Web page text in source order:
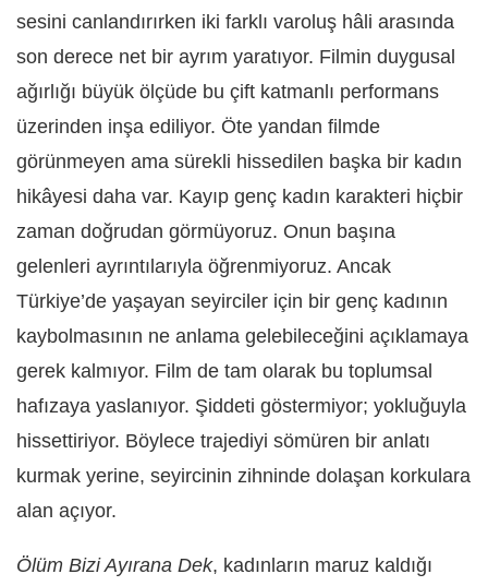
sesini canlandırırken iki farklı varoluş hâli arasında
son derece net bir ayrım yaratıyor. Filmin duygusal
ağırlığı büyük ölçüde bu çift katmanlı performans
üzerinden inşa ediliyor. Öte yandan filmde
görünmeyen ama sürekli hissedilen başka bir kadın
hikâyesi daha var. Kayıp genç kadın karakteri hiçbir
zaman doğrudan görmüyoruz. Onun başına
gelenleri ayrıntılarıyla öğrenmiyoruz. Ancak
Türkiye’de yaşayan seyirciler için bir genç kadının
kaybolmasının ne anlama gelebileceğini açıklamaya
gerek kalmıyor. Film de tam olarak bu toplumsal
hafızaya yaslanıyor. Şiddeti göstermiyor; yokluğuyla
hissettiriyor. Böylece trajediyi sömüren bir anlatı
kurmak yerine, seyircinin zihninde dolaşan korkulara
alan açıyor.
Ölüm Bizi Ayırana Dek, kadınların maruz kaldığı